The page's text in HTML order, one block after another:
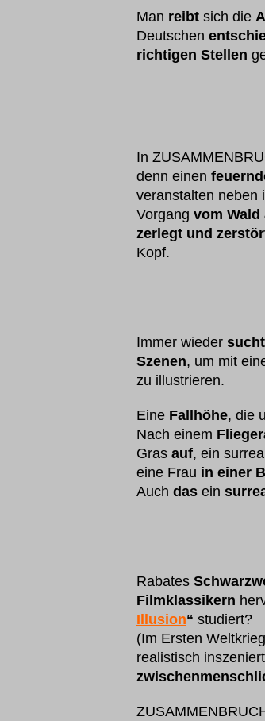
Man reibt sich die
Deutschen
richtigen Stellen
In
denn einen
veranstalten neben
Vorgang vom Wald
zerlegt und
Kopf.
Immer wieder sucht
Szenen, um mit
zu illustrieren.
Eine Fallhöhe, die
Nach einem
Gras auf, ein
eine Frau in einer
Auch das ein
Rabates
Filmklassikern
Illusion“ studiert?
(Im Ersten
realistisch